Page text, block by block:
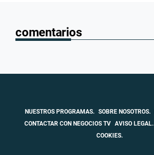
comentarios
NUESTROS PROGRAMAS. SOBRE NOSOTROS.
CONTACTAR CON NEGOCIOS TV AVISO LEGAL.
COOKIES.